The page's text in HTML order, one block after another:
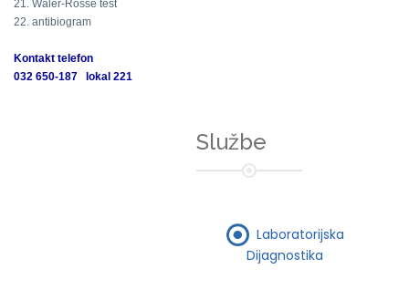
21. Waler-Rosse test
22. antibiogram
Kontakt telefon
032 650-187 lokal 221
Službe
Laboratorijska
Dijagnostika